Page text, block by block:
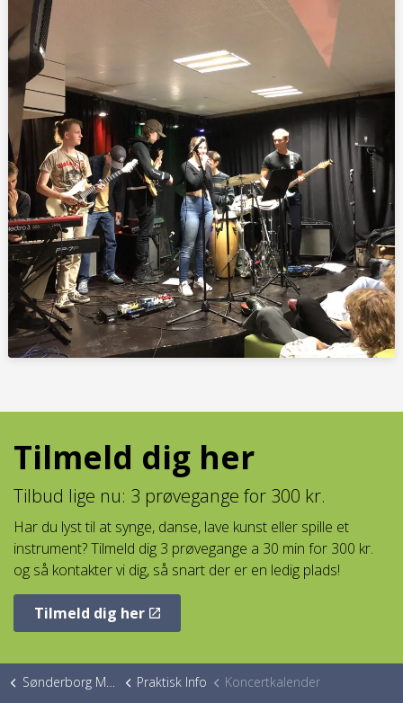
Tilmeld dig her
Tilbud lige nu: 3 prøvegange for 300 kr.
Har du lyst til at synge, danse, lave kunst eller spille et
instrument? Tilmeld dig 3 prøvegange a 30 min for 300 kr.
og så kontakter vi dig, så snart der er en ledig plads!
Tilmeld dig her
Sønderborg Musikskole Praktisk Info Koncertkalender